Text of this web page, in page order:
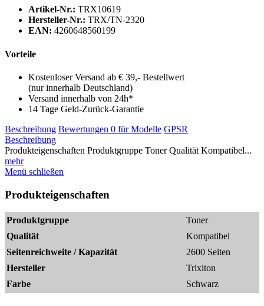
Artikel-Nr.: TRX10619
Hersteller-Nr.: TRX/TN-2320
EAN: 4260648560199
Vorteile
Kostenloser Versand ab € 39,- Bestellwert
(nur innerhalb Deutschland)
Versand innerhalb von 24h*
14 Tage Geld-Zurück-Garantie
Beschreibung Bewertungen 0 für Modelle GPSR
Beschreibung
Produkteigenschaften Produktgruppe Toner Qualität Kompatibel...
mehr
Menü schließen
Produkteigenschaften
Produktgruppe
Toner
Qualität
Kompatibel
Seitenreichweite / Kapazität
2600 Seiten
Hersteller
Trixiton
Farbe
Schwarz